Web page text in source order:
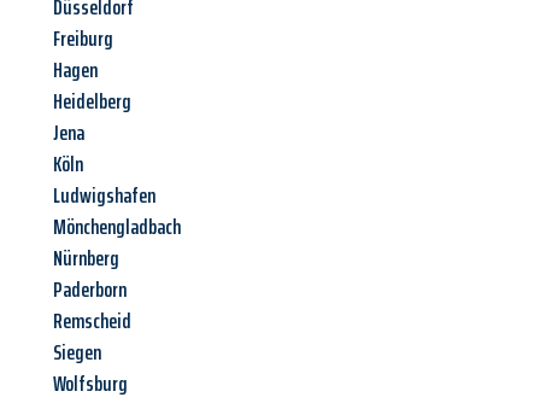
Düsseldorf
Freiburg
Hagen
Heidelberg
Jena
Köln
Ludwigshafen
Mönchengladbach
Nürnberg
Paderborn
Remscheid
Siegen
Wolfsburg